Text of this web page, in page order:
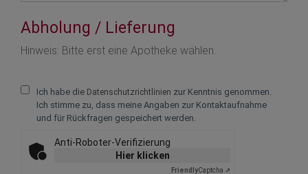
Abholung / Lieferung
Hinweis: Bitte erst eine Apotheke wählen.
Ich habe die Datenschutzrichtlinien zur Kenntnis genommen.
Ich stimme zu, dass meine Angaben zur Kontaktaufnahme
und für Rückfragen gespeichert werden.
Anti-Roboter-Verifizierung
Hier klicken
FriendlyCaptcha ⇗
Text vergrößern +
Zeichenabstand